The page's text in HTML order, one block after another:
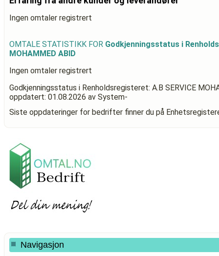
Ingen omtaler registrert
OMTALE STATISTIKK FOR Godkjenningsstatus i
MOHAMMED ABID
Ingen omtaler registrert
Godkjenningsstatus i Renholdsregisteret: A.B SERVICE
oppdatert: 01.08.2026 av System-
Siste oppdateringer for bedrifter finner du på
Navigasjon